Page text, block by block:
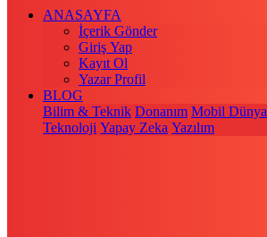
ANASAYFA
İçerik Gönder
Giriş Yap
Kayıt Ol
Yazar Profil
BLOG
Bilim & Teknik Donanım Mobil Dünya
Teknoloji Yapay Zeka Yazılım